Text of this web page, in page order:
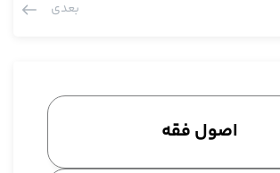
سوم است از نظر تاریخی کلمه اهل سنت ولو
است و حادث هم نیست، حالا یک توضیحی هم
خارج است.
ربیعه مدینه نشد مکتب قیاس؟
بعدی
اصول فقه